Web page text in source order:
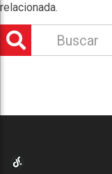
relacionada.